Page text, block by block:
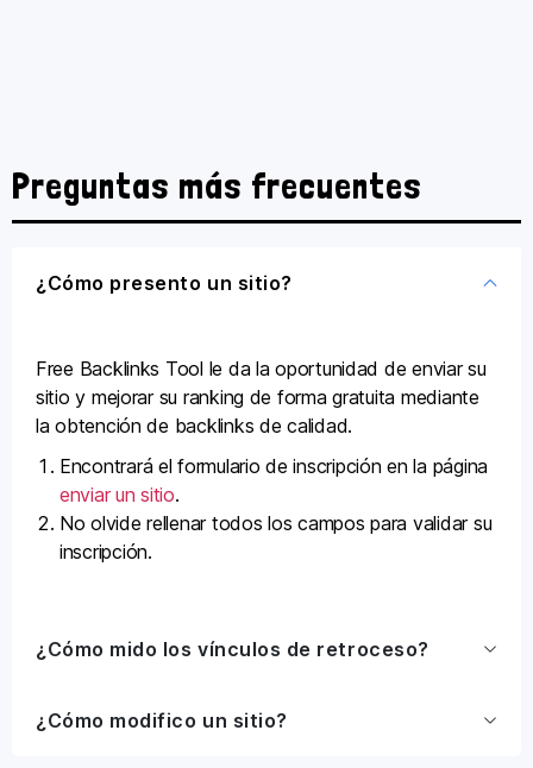
Preguntas más frecuentes
¿Cómo presento un sitio?
Free Backlinks Tool le da la oportunidad de enviar su
sitio y mejorar su ranking de forma gratuita mediante
la obtención de backlinks de calidad.
Encontrará el formulario de inscripción en la página
enviar un sitio.
No olvide rellenar todos los campos para validar su
inscripción.
¿Cómo mido los vínculos de retroceso?
¿Cómo modifico un sitio?